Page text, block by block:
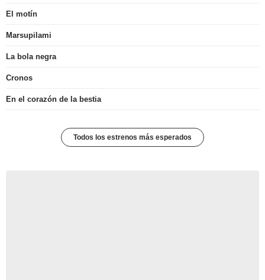
El motín
Marsupilami
La bola negra
Cronos
En el corazón de la bestia
Todos los estrenos más esperados